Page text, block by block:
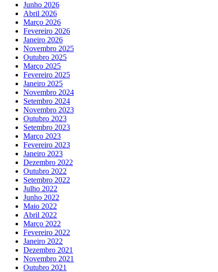
Junho 2026
Abril 2026
Março 2026
Fevereiro 2026
Janeiro 2026
Novembro 2025
Outubro 2025
Março 2025
Fevereiro 2025
Janeiro 2025
Novembro 2024
Setembro 2024
Novembro 2023
Outubro 2023
Setembro 2023
Março 2023
Fevereiro 2023
Janeiro 2023
Dezembro 2022
Outubro 2022
Setembro 2022
Julho 2022
Junho 2022
Maio 2022
Abril 2022
Março 2022
Fevereiro 2022
Janeiro 2022
Dezembro 2021
Novembro 2021
Outubro 2021